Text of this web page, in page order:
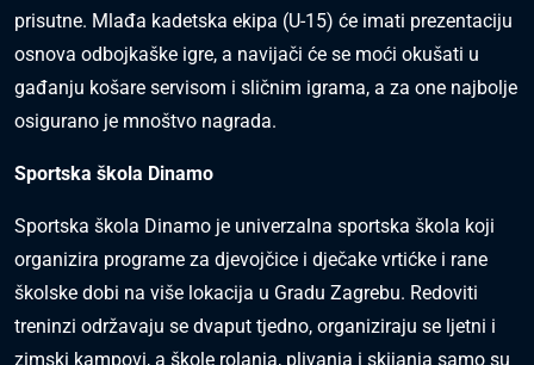
prisutne. Mlađa kadetska ekipa (U-15) će imati prezentaciju
osnova odbojkaške igre, a navijači će se moći okušati u
gađanju košare servisom i sličnim igrama, a za one najbolje
osigurano je mnoštvo nagrada.
Sportska škola Dinamo
Sportska škola Dinamo je univerzalna sportska škola koji
organizira programe za djevojčice i dječake vrtićke i rane
školske dobi na više lokacija u Gradu Zagrebu. Redoviti
treninzi održavaju se dvaput tjedno, organiziraju se ljetni i
zimski kampovi, a škole rolanja, plivanja i skijanja samo su